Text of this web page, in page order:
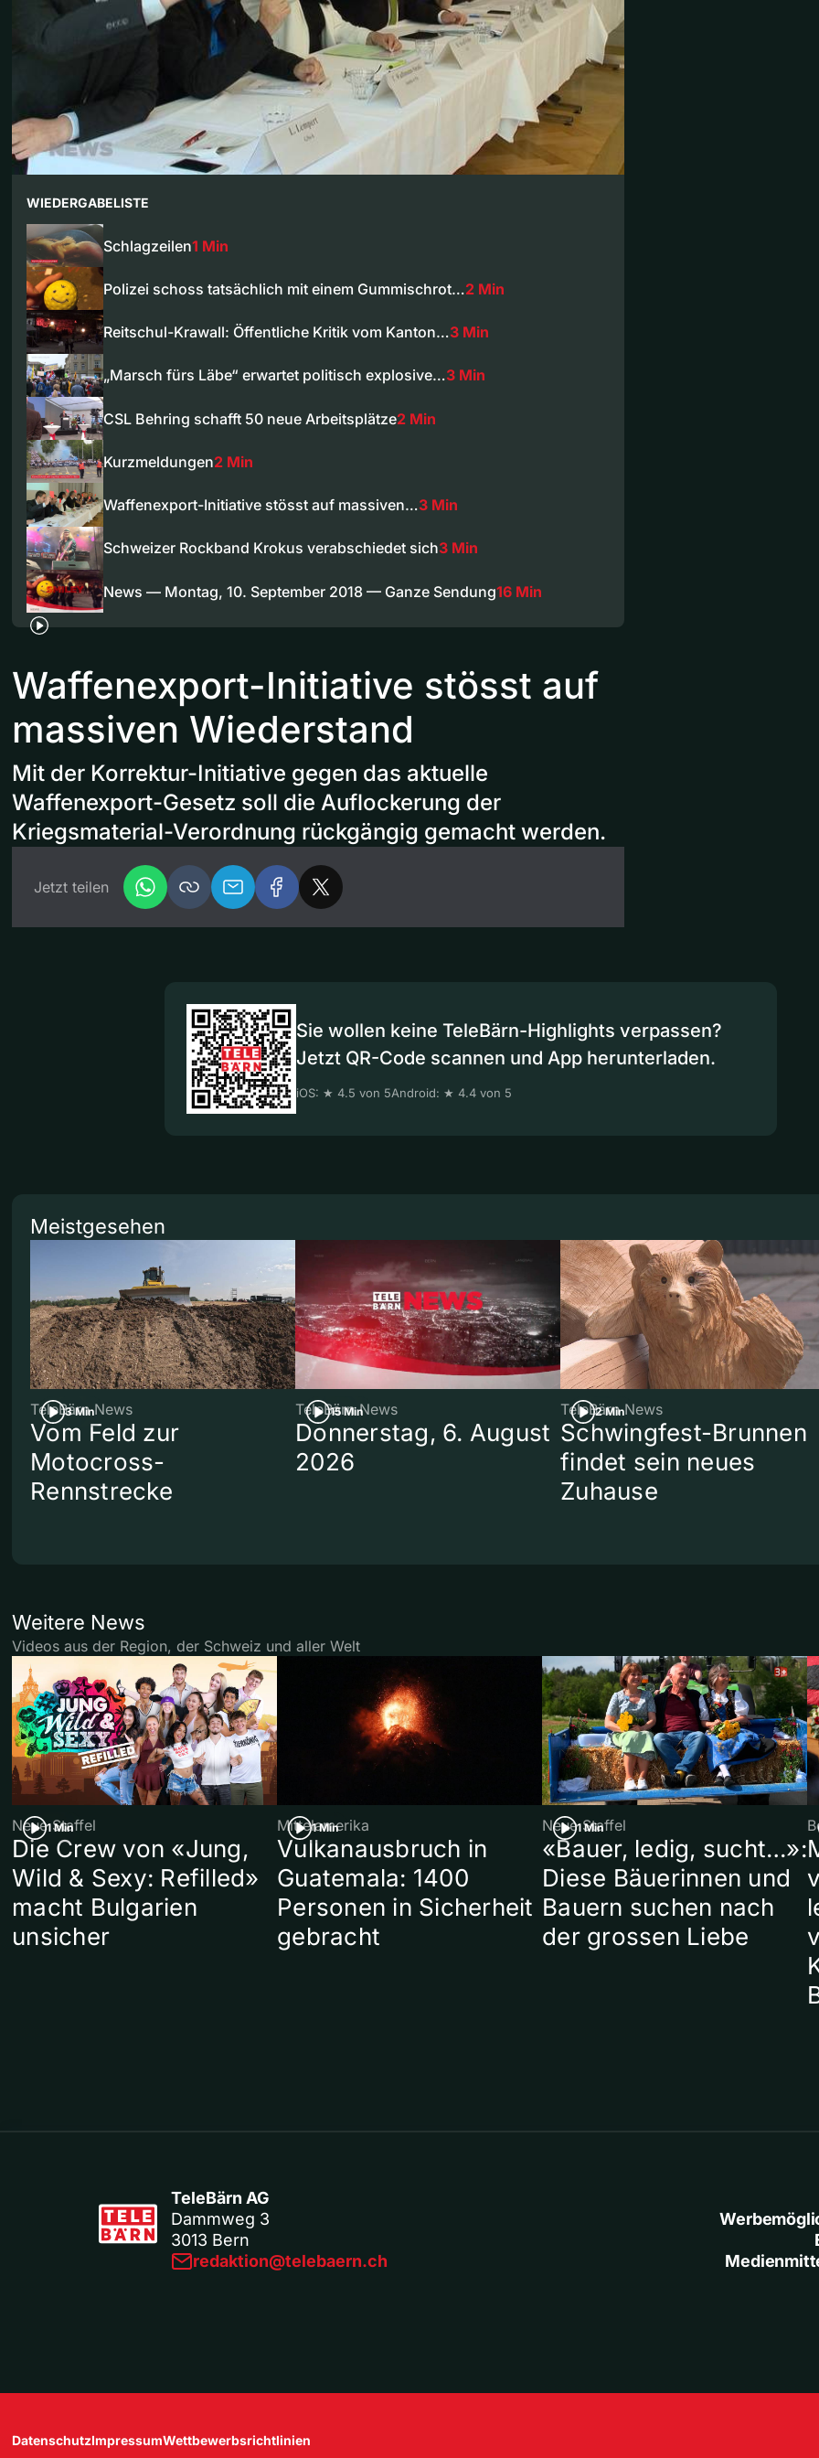
WIEDERGABELISTE
Schlagzeilen1 Min
Polizei schoss tatsächlich mit einem Gummischrot…2 Min
Reitschul-Krawall: Öffentliche Kritik vom Kanton…3 Min
„Marsch fürs Läbe“ erwartet politisch explosive…3 Min
CSL Behring schafft 50 neue Arbeitsplätze2 Min
Kurzmeldungen2 Min
Waffenexport-Initiative stösst auf massiven…3 Min
Schweizer Rockband Krokus verabschiedet sich3 Min
News — Montag, 10. September 2018 — Ganze Sendung16 Min
Waffenexport-Initiative stösst auf
massiven Wiederstand
Mit der Korrektur-Initiative gegen das aktuelle
Waffenexport-Gesetz soll die Auflockerung der
Kriegsmaterial-Verordnung rückgängig gemacht werden.
Jetzt teilen
Sie wollen keine TeleBärn-Highlights verpassen?
Jetzt QR-Code scannen und App herunterladen.
iOS: ★ 4.5 von 5Android: ★ 4.4 von 5
Meistgesehen
3 Min
TeleBärn News
Vom Feld zur
Motocross-
Rennstrecke
15 Min
TeleBärn News
Donnerstag, 6. August
2026
2 Min
TeleBärn News
Schwingfest-Brunnen
findet sein neues
Zuhause
Weitere News
Videos aus der Region, der Schweiz und aller Welt
1 Min
Neue Staffel
Die Crew von «Jung,
Wild & Sexy: Refilled»
macht Bulgarien
unsicher
1 Min
Mittelamerika
Vulkanausbruch in
Guatemala: 1400
Personen in Sicherheit
gebracht
1 Min
Neue Staffel
«Bauer, ledig, sucht…»:
Diese Bäuerinnen und
Bauern suchen nach
der grossen Liebe
TeleBärn AG
Dammweg 3
3013 Bern
redaktion@telebaern.ch
DatenschutzImpressumWettbewerbsrichtlinien